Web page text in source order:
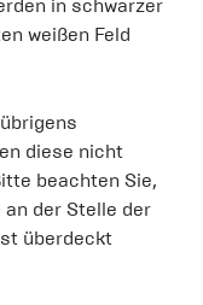
in schwarzer
weißen Feld
diese nicht
beachten Sie,
der Stelle der
überdeckt